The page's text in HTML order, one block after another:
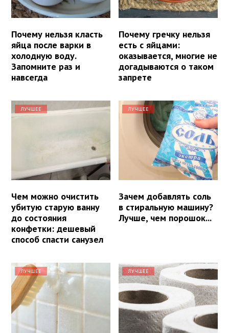
Почему нельзя класть
яйца после варки в
холодную воду.
Запомните раз и
навсегда
Почему гречку нельзя
есть с яйцами:
оказывается, многие не
догадываются о таком
запрете
ЛУЧШЕЕ
Чем можно очистить
убитую старую ванну
до состояния
конфетки: дешевый
способ спасти санузел
ЛУЧШЕЕ
Зачем добавлять соль
в стиральную машину?
Лучше, чем порошок...
ЛУЧШЕЕ ЛУЧШЕЕ